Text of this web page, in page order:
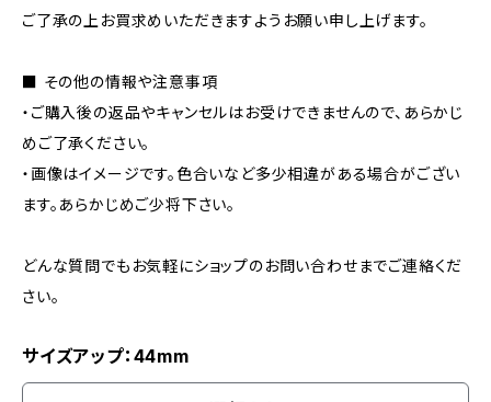
ご了承の上お買求めいただきますようお願い申し上げます。
■ その他の情報や注意事項
・ご購入後の返品やキャンセルはお受けできませんので、あらかじ
めご了承ください。
・画像はイメージです。色合いなど多少相違がある場合がござい
ます。あらかじめご少将下さい。
どんな質問でもお気軽にショップのお問い合わせまでご連絡くだ
さい。
サイズアップ：44mm